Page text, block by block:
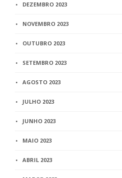
DEZEMBRO 2023
NOVEMBRO 2023
OUTUBRO 2023
SETEMBRO 2023
AGOSTO 2023
JULHO 2023
JUNHO 2023
MAIO 2023
ABRIL 2023